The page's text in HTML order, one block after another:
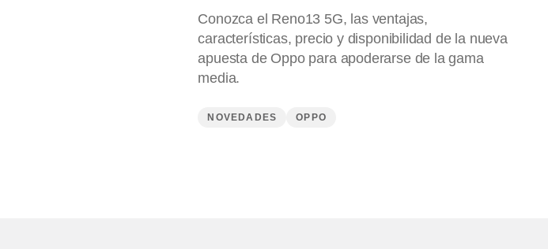
Conozca el Reno13 5G, las ventajas,
características, precio y disponibilidad de la nueva
apuesta de Oppo para apoderarse de la gama
media.
NOVEDADES OPPO